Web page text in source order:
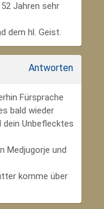
Jahren sehr
dem hl. Geist.
Antworten
Fürsprache
bald wieder
dein Unbeflecktes
Medjugorje und
komme über